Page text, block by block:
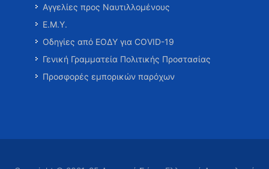
Αγγελίες προς Ναυτιλλομένους
Ε.Μ.Υ.
Οδηγίες από ΕΟΔΥ για COVID-19
Γενική Γραμματεία Πολιτικής Προστασίας
Προσφορές εμπορικών παρόχων